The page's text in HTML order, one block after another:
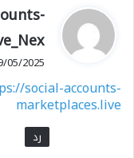
ي
و
ل
09/05/2025 الساعة
social-accounts-
marketplaces.live
رد